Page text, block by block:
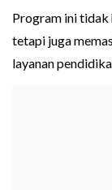
Program ini tidak
tetapi juga
layanan